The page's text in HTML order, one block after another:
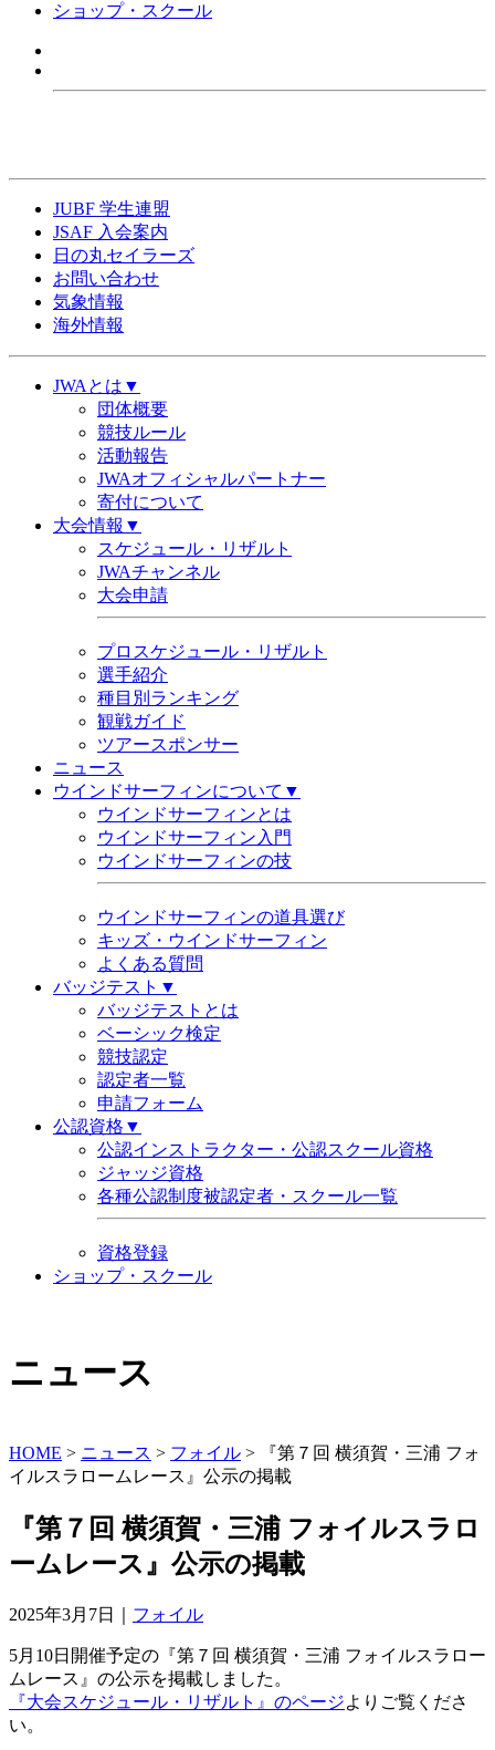
ショップ・スクール
JUBF 学生連盟
JSAF 入会案内
日の丸セイラーズ
お問い合わせ
気象情報
海外情報
JWAとは▼
団体概要
競技ルール
活動報告
JWAオフィシャルパートナー
寄付について
大会情報▼
スケジュール・リザルト
JWAチャンネル
大会申請
プロスケジュール・リザルト
選手紹介
種目別ランキング
観戦ガイド
ツアースポンサー
ニュース
ウインドサーフィンについて▼
ウインドサーフィンとは
ウインドサーフィン入門
ウインドサーフィンの技
ウインドサーフィンの道具選び
キッズ・ウインドサーフィン
よくある質問
バッジテスト▼
バッジテストとは
ベーシック検定
競技認定
認定者一覧
申請フォーム
公認資格▼
公認インストラクター・公認スクール資格
ジャッジ資格
各種公認制度被認定者・スクール一覧
資格登録
ショップ・スクール
ニュース
HOME > ニュース > フォイル >
『第７回 横須賀・三浦 フォ
イルスラロームレース』公示の掲載
『第７回 横須賀・三浦 フォイルスラロ
ームレース』公示の掲載
2025年3月7日｜ フォイル
5月10日開催予定の『第７回 横須賀・三浦 フォイルスラロー
ムレース』の公示を掲載しました。
『大会スケジュール・リザルト』のページよりご覧くださ
い。